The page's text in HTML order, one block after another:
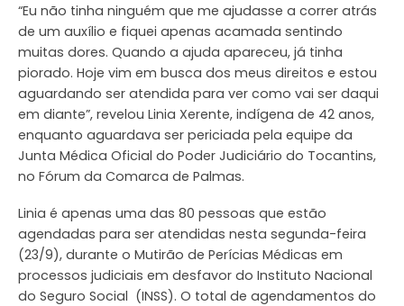
“Eu não tinha ninguém que me ajudasse a correr atrás
de um auxílio e fiquei apenas acamada sentindo
muitas dores. Quando a ajuda apareceu, já tinha
piorado. Hoje vim em busca dos meus direitos e estou
aguardando ser atendida para ver como vai ser daqui
em diante”, revelou Linia Xerente, indígena de 42 anos,
enquanto aguardava ser periciada pela equipe da
Junta Médica Oficial do Poder Judiciário do Tocantins,
no Fórum da Comarca de Palmas.
Linia é apenas uma das 80 pessoas que estão
agendadas para ser atendidas nesta segunda-feira
(23/9), durante o Mutirão de Perícias Médicas em
processos judiciais em desfavor do Instituto Nacional
do Seguro Social (INSS). O total de agendamentos do